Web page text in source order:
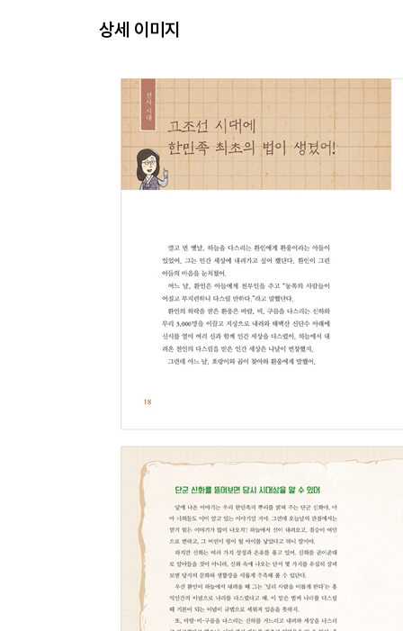
조선 시대 큰 벌을 내리기 전에 사건을 꼼꼼하게 살
조선 시대 나는 양인이 아니라, 노비입니다!
조선 시대 세금을 내느라 허리가 휘네
조선 시대 군역의 부담 때문에 몸을 훼손했대
조선 시대 부정을 저지른 탐관오리를 솥에 넣어라
조선 시대 억울합니다, 제 동생을 죽인 범인을 밝혀
조선 시대 땅속 보물의 주인은 누구일까요?
일제 강점기 이 땅도 저 땅도 모두 조선 총독부 것
일제 강점기 어린 소녀도 지켜 주지 못한 시대였어
일제 강점기 우리 손으로 근대법을 채택했어
대한민국 독립이 우리나라 우리 법을 가져왔어
| 맺는 글 | 법의 정신은 사람을 위하는 거예요
| 부록 | 찾아보기·사진 자료 출처
상세 이미지